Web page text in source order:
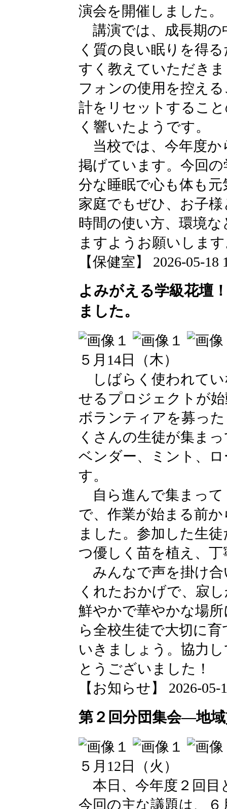
演会を開催しました。
講演では、成長期の
く質の良い眠りを得
すく教えていただき
フォンの使用を控え
計をリセットするこ
く響いたようです。
当校では、今年度か
掲げています。今回
分な睡眠で心も体も
家庭でもぜひ、お子
時間の使い方、環境
ますようお願いしま
【保健室】 2026-05-18
よみがえる学級花壇
ました。
５月14日（木）
しばらく使われてい
せるプロジェクトが
ボランティアを募っ
くさんの生徒が集ま
ベンダー、ミント、
す。
自ら進んで集まって
で、作業が始まる前
ました。参加した生
つ優しく苗を植え、
みんなで声を掛け合
くれたおかげで、寂
鮮やかで華やかな場
ら全校生徒で大切に
いきましょう。協力
とうございました！
【お知らせ】 2026-05-
第２回分団集会―地
５月12日（火）
本日、今年度２回目
今回の主な議題は、